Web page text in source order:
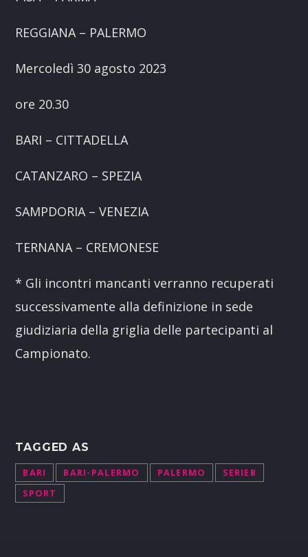
REGGIANA – PALERMO
Mercoledì 30 agosto 2023
ore 20.30
BARI – CITTADELLA
CATANZARO – SPEZIA
SAMPDORIA – VENEZIA
TERNANA – CREMONESE
* Gli incontri mancanti verranno recuperati
successivamente alla definizione in sede
giudiziaria della griglia delle partecipanti al
Campionato.
TAGGED AS
BARI BARI-PALERMO PALERMO
SERIEB
SPORT